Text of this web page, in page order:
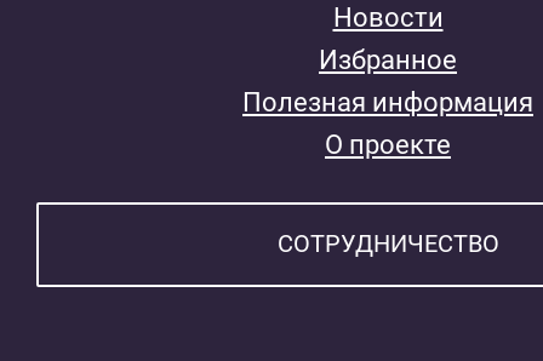
Новости
Избранное
Полезная информация
О проекте
СОТРУДНИЧЕСТВО